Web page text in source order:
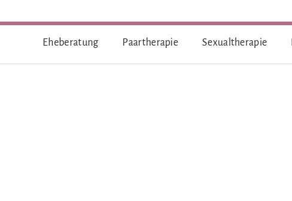
Eheberatung Paartherapie Sexualtherapie